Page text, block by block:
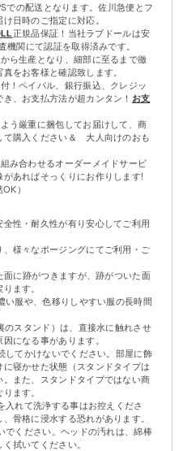
での配送となります。佐川急便とフ
日時のご指定に対応。
正規品保証！当社ラブドールは安
関にて認証を取得済みです。
ら生産となり、細部に至るまで徹
をお客様と確認致します。
！ペイパル、銀行振込、クレジッ
、お支払方法が超カンタン！ お支
う厳重に捆包してお届けして、商
て購入ください＆ 大人向けのおも
み合わせるオーダーメイドサービ
あればそっくりにお作りします!
）
性・耐久性が有り安心してご利用
様々なポージングにてご利用・ご
面に跡がつきますが、跡がついた面
ます。
い服や、色移りしやすい服の長時間
のスタンド）は、直接水に触れさせ
になる事があります。
してかけないでください。部屋に飾
寝かせた状態（スタンドタイプは
また、スタンドタイプではない商
ます。
れて洗浄する事はお控えくださ
骨格に浸水する恐れがあります。
でください。ヘッドの汚れは、綿棒
拭いてください。